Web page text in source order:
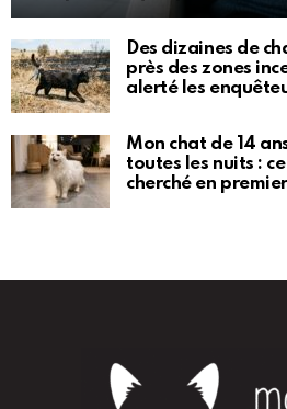
Des dizaines de
près des zones
alerté les
Mon chat de 14
toutes les nuits :
cherché en premier